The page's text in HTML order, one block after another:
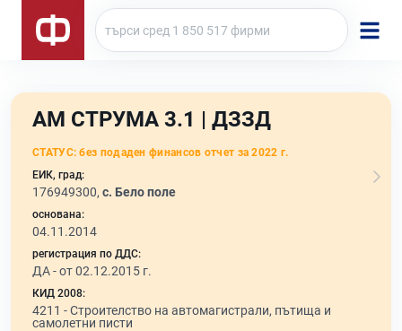
АМ СТРУМА 3.1 | ДЗЗД
СТАТУС: без подаден финансов отчет за 2022 г.
ЕИК, град:
176949300, с. Бело поле
основана:
04.11.2014
регистрация по ДДС:
ДА - от 02.12.2015 г.
КИД 2008:
4211 -Строителство на автомагистрали, пътища и
самолетни писти